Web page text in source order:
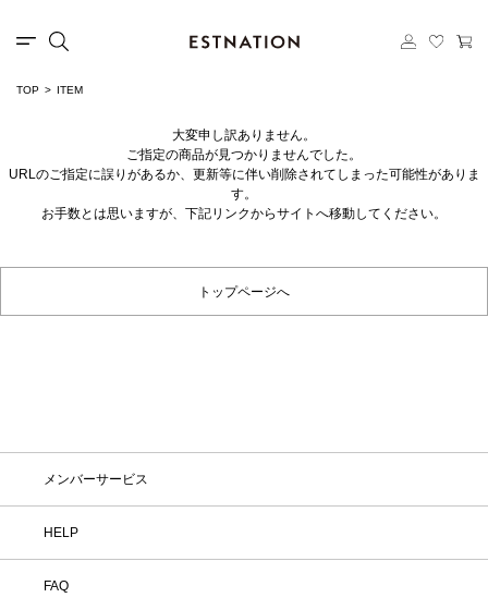
TOP ITEM
大変申し訳ありません。
ご指定の商品が見つかりませんでした。
URLのご指定に誤りがあるか、更新等に伴い削除されてしまった可能性がありま
す。
お手数とは思いますが、下記リンクからサイトへ移動してください。
トップページへ
メンバーサービス
HELP
FAQ